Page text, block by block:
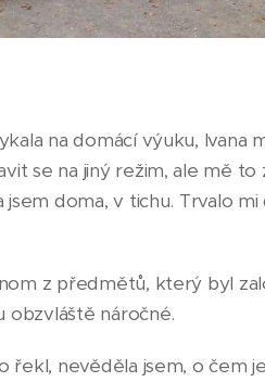
na domácí výuku, Ivana
se na jiný režim, ale mě to
doma, v tichu. Trvalo mi
z předmětů, který byl
obzvláště náročné.
řekl, nevěděla jsem, o čem